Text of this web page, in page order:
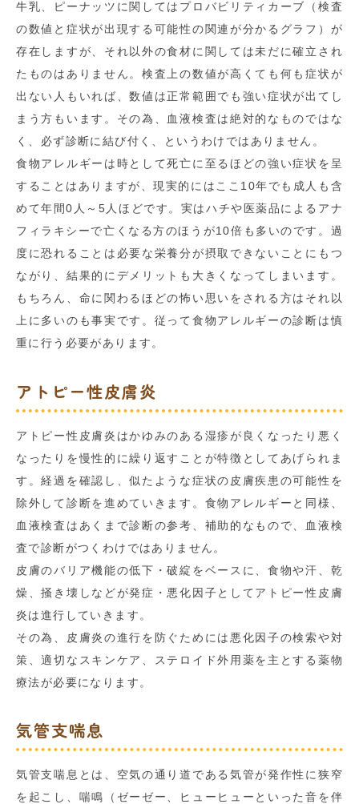
牛乳、ピーナッツに関してはプロバビリティカーブ（検査
の数値と症状が出現する可能性の関連が分かるグラフ）が
存在しますが、それ以外の食材に関しては未だに確立され
たものはありません。検査上の数値が高くても何も症状が
出ない人もいれば、数値は正常範囲でも強い症状が出てし
まう方もいます。その為、血液検査は絶対的なものではな
く、必ず診断に結び付く、というわけではありません。
食物アレルギーは時として死亡に至るほどの強い症状を呈
することはありますが、現実的にはここ10年でも成人も含
めて年間0人～5人ほどです。実はハチや医薬品によるアナ
フィラキシーで亡くなる方のほうが10倍も多いのです。過
度に恐れることは必要な栄養分が摂取できないことにもつ
ながり、結果的にデメリットも大きくなってしまいます。
もちろん、命に関わるほどの怖い思いをされる方はそれ以
上に多いのも事実です。従って食物アレルギーの診断は慎
重に行う必要があります。
アトピー性皮膚炎
アトピー性皮膚炎はかゆみのある湿疹が良くなったり悪く
なったりを慢性的に繰り返すことが特徴としてあげられま
す。経過を確認し、似たような症状の皮膚疾患の可能性を
除外して診断を進めていきます。食物アレルギーと同様、
血液検査はあくまで診断の参考、補助的なもので、血液検
査で診断がつくわけではありません。
皮膚のバリア機能の低下・破綻をベースに、食物や汗、乾
燥、掻き壊しなどが発症・悪化因子としてアトピー性皮膚
炎は進行していきます。
その為、皮膚炎の進行を防ぐためには悪化因子の検索や対
策、適切なスキンケア、ステロイド外用薬を主とする薬物
療法が必要になります。
気管支喘息
気管支喘息とは、空気の通り道である気管が発作性に狭窄
を起こし、喘鳴（ゼーゼー、ヒューヒューといった音を伴